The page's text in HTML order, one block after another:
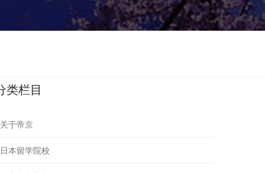
类栏目
于帝京
本留学院校